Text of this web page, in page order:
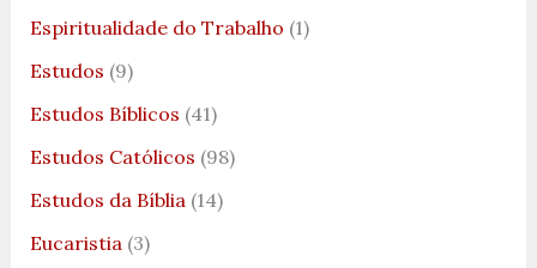
Espiritualidade do Trabalho (1)
Estudos (9)
Estudos Bíblicos (41)
Estudos Católicos (98)
Estudos da Bíblia(14)
Eucaristia(3)